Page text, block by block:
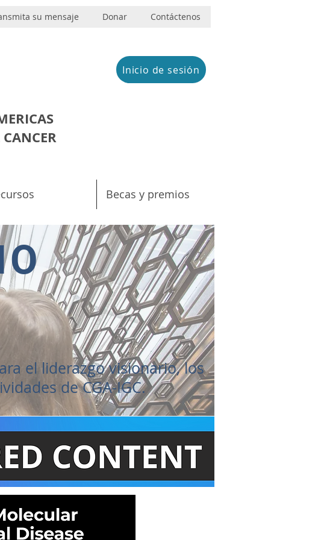
su mensaje Donar Contáctenos
Inicio de sesión
Becas y premios
el liderazgo visionario, los
de CGA-IGC.